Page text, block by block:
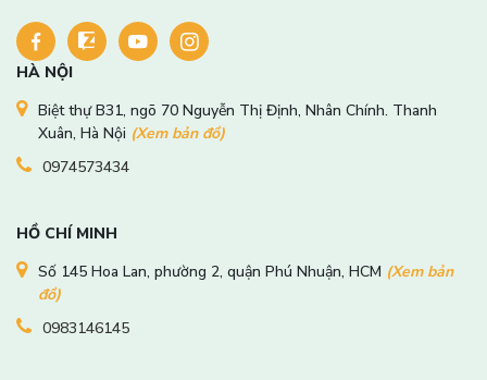
HÀ NỘI
Biệt thự B31, ngõ 70 Nguyễn Thị Định, Nhân Chính. Thanh
Xuân, Hà Nội (Xem bản đồ)
0974573434
HỒ CHÍ MINH
Số 145 Hoa Lan, phường 2, quận Phú Nhuận, HCM (Xem bản
đồ)
0983146145